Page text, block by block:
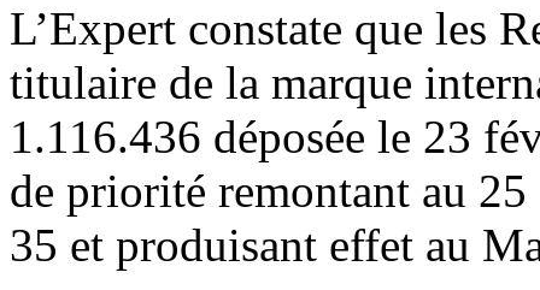
L’Expert constate que les
titulaire de la marque
1.116.436 déposée le 23
de priorité remontant au 25
35 et produisant effet au